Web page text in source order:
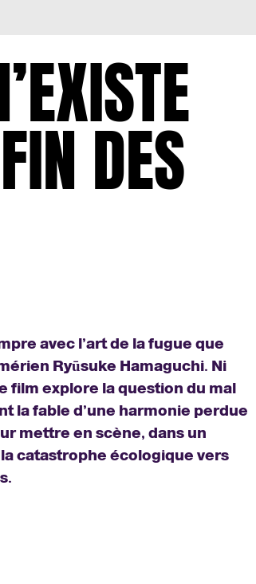
DES
avec l’art de la fugue que
Ryūsuke Hamaguchi. Ni
film explore la question du mal
la fable d’une harmonie perdue
mettre en scène, dans un
catastrophe écologique vers